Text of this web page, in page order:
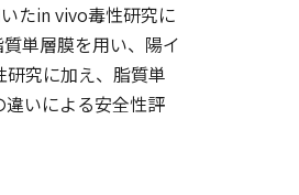
たin vivo毒性研究に
単層膜を用い、陽イ
究に加え、脂質単
いによる安全性評